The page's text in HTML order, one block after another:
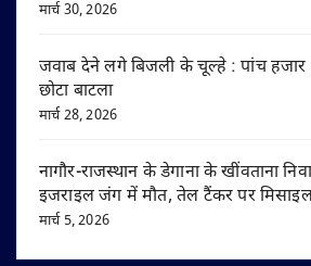
मार्च 30, 2026
जवाब देने लगे बिजली के चूल्हे : पांच हजार
छोटा बाटला
मार्च 28, 2026
नागौर-राजस्थान के डेगाना के खींवताना
इजराइल जंग में मौत, तेल टैंकर पर
मार्च 5, 2026